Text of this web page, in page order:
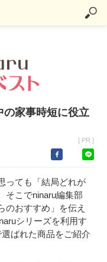
の家事時短に役立
[ PR ]
っても「結局どれが
そこでninaru編集部
のおすすめ」を伝え
シリーズを利用す
ばれた商品をご紹介